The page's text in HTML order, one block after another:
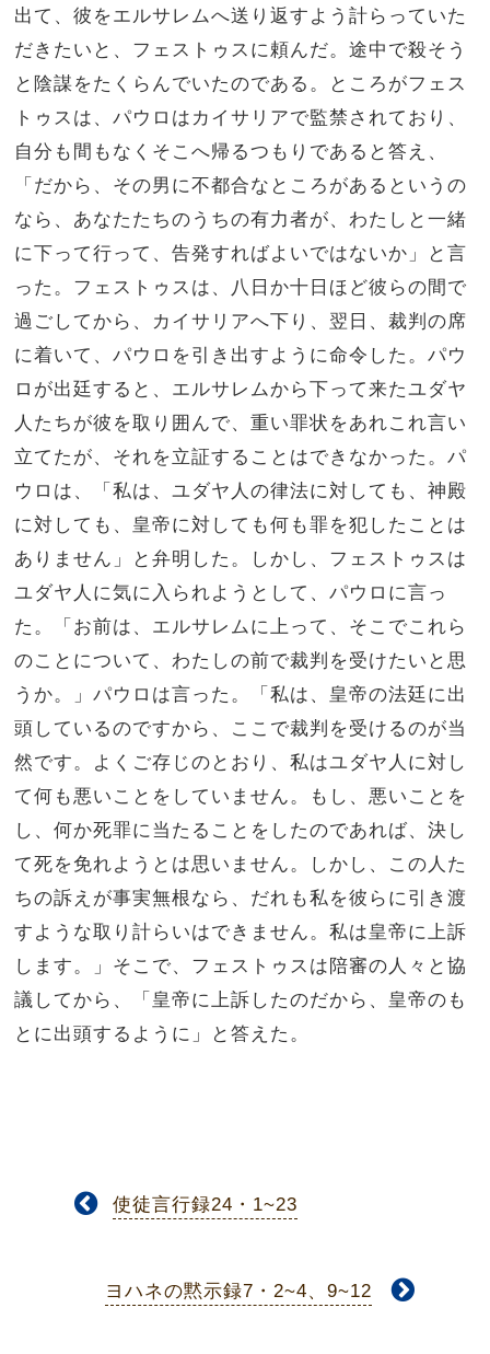
出て、彼をエルサレムへ送り返すよう計らっていた
だきたいと、フェストゥスに頼んだ。途中で殺そう
と陰謀をたくらんでいたのである。ところがフェス
トゥスは、パウロはカイサリアで監禁されており、
自分も間もなくそこへ帰るつもりであると答え、
「だから、その男に不都合なところがあるというの
なら、あなたたちのうちの有力者が、わたしと一緒
に下って行って、告発すればよいではないか」と言
った。フェストゥスは、八日か十日ほど彼らの間で
過ごしてから、カイサリアへ下り、翌日、裁判の席
に着いて、パウロを引き出すように命令した。パウ
ロが出廷すると、エルサレムから下って来たユダヤ
人たちが彼を取り囲んで、重い罪状をあれこれ言い
立てたが、それを立証することはできなかった。パ
ウロは、「私は、ユダヤ人の律法に対しても、神殿
に対しても、皇帝に対しても何も罪を犯したことは
ありません」と弁明した。しかし、フェストゥスは
ユダヤ人に気に入られようとして、パウロに言っ
た。「お前は、エルサレムに上って、そこでこれら
のことについて、わたしの前で裁判を受けたいと思
うか。」パウロは言った。「私は、皇帝の法廷に出
頭しているのですから、ここで裁判を受けるのが当
然です。よくご存じのとおり、私はユダヤ人に対し
て何も悪いことをしていません。もし、悪いことを
し、何か死罪に当たることをしたのであれば、決し
て死を免れようとは思いません。しかし、この人た
ちの訴えが事実無根なら、だれも私を彼らに引き渡
すような取り計らいはできません。私は皇帝に上訴
します。」そこで、フェストゥスは陪審の人々と協
議してから、「皇帝に上訴したのだから、皇帝のも
とに出頭するように」と答えた。
使徒言行録24・1~23
ヨハネの黙示録7・2~4、9~12